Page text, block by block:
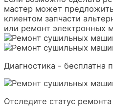
мастер может
клиентом запчасти
или ремонт электронных
Диагностика - бесплатна
Отследите статус